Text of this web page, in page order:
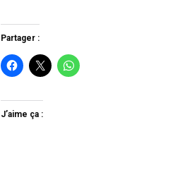
Partager :
J’aime ça :